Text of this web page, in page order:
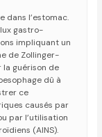
dans l’estomac.
gastro-
impliquant un
de Zollinger-
la guérison de
dû à
ce
causés par
par l’utilisation
(AINS).